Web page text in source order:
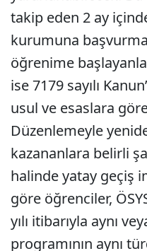
takip eden 2 ay
kurumuna
öğrenime
ise 7179 sayılı
usul ve esaslara
Düzenlemeyle
kazananlara belirli
halinde yatay geçiş
göre öğrenciler,
yılı itibarıyla aynı
programının aynı